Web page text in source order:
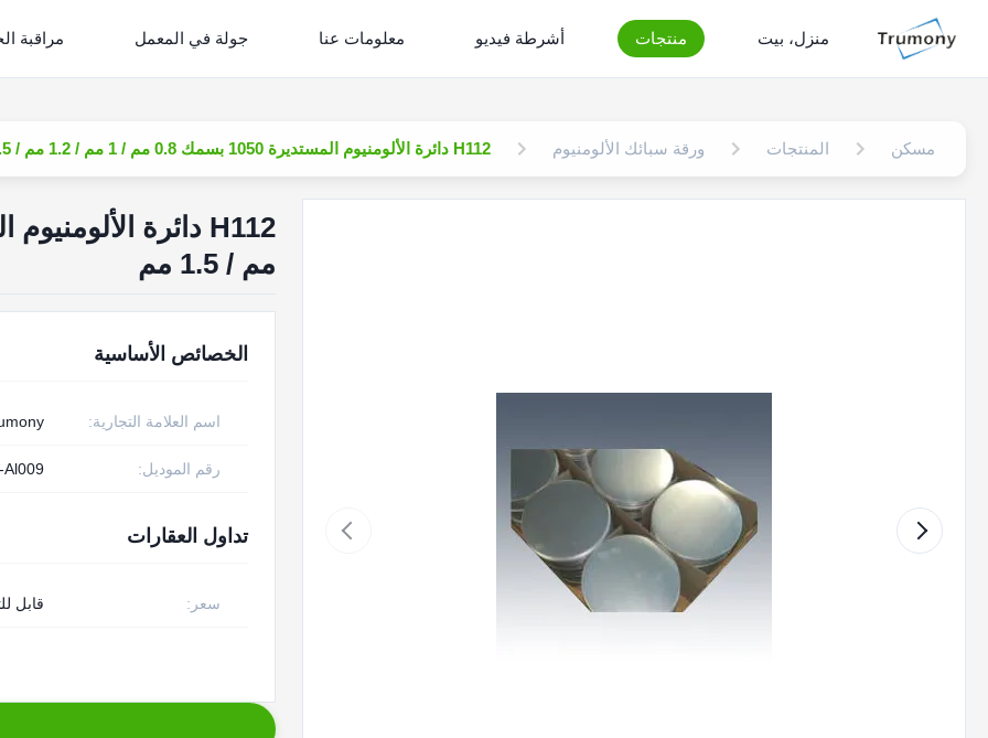
منزل، بيت منتجات أشرطة فيديو معلومات عنا جولة في المعمل مراقبة
مسكن المنتجات ورقة سبائك الألومنيوم H112 دائرة الألومنيوم المستديرة 1050 بسمك 0.8 مم / 1 مم / 1.2 مم / 1.5 مم
مم / 1.5 مم
الخصائص الأساسية
اسم العلامة التجارية:
رقم الموديل: Al009
تداول العقارات
سعر: قابل